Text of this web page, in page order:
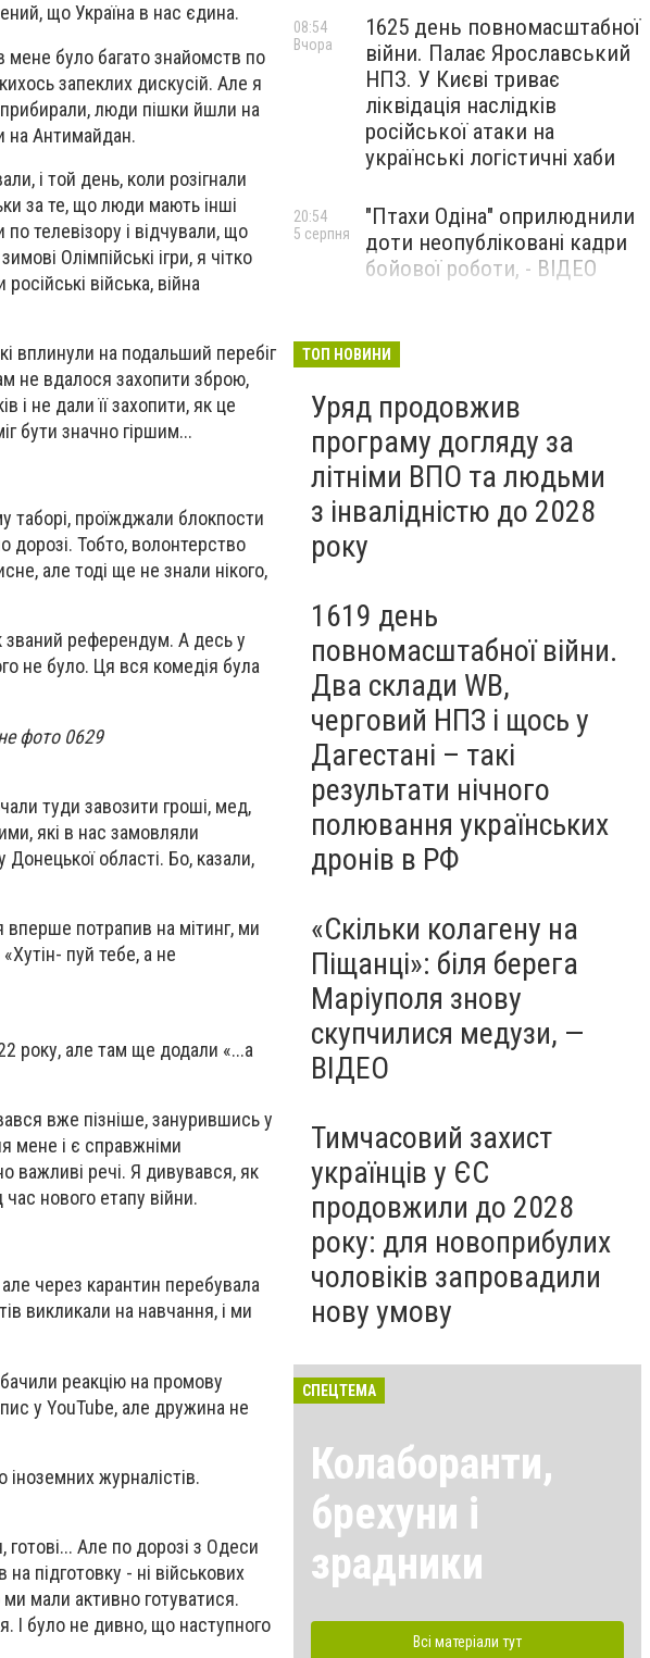
що Україна в нас єдина.
мене було багато знайомств по
запеклих дискусій. Але я
прибирали, люди пішки йшли на
на Антимайдан.
і той день, коли розігнали
за те, що люди мають інші
телевізору і відчували, що
Олімпійські ігри, я чітко
війська, війна
вплинули на подальший перебіг
не вдалося захопити зброю,
і не дали її захопити, як це
бути значно гіршим...
таборі, проїжджали блокпости
дорозі. Тобто, волонтерство
але тоді ще не знали нікого,
званий референдум. А десь у
не було. Ця вся комедія була
фото 0629
туди завозити гроші, мед,
які в нас замовляли
області. Бо, казали,
вперше потрапив на мітинг, ми
пуй тебе, а не
року, але там ще додали «...а
вже пізніше, занурившись у
мене і є справжніми
важливі речі. Я дивувався, як
нового етапу війни.
через карантин перебувала
викликали на навчання, і ми
реакцію на промову
у YouTube, але дружина не
журналістів.
Але по дорозі з Одеси
підготовку - ні військових
мали активно готуватися.
І було не дивно, що наступного
1625 день повномасштабної
війни. Палає Ярославський
НПЗ. У Києві триває
ліквідація наслідків
російської атаки на
українські логістичні хаби
08:54
Вчора
"Птахи Одіна" оприлюднили
доти неопубліковані кадри
бойової роботи, - ВІДЕО
20:54
5 серпня
Бєдняков зіграє тата
новому українському
фільмі, - ФОТО
5 серпня
ТОП НОВИНИ
Уряд продовжив
програму догляду за
літніми ВПО та людьми
з інвалідністю до 2028
року
1619 день
повномасштабної війни.
Два склади WB,
черговий НПЗ і щось у
Дагестані – такі
результати нічного
полювання українських
дронів в РФ
«Скільки колагену на
Піщанці»: біля берега
Маріуполя знову
скупчилися медузи, —
ВІДЕО
Тимчасовий захист
українців у ЄС
продовжили до 2028
року: для новоприбулих
чоловіків запровадили
нову умову
СПЕЦТЕМА
Колаборанти,
брехуни і
зрадники
Всі матеріали тут